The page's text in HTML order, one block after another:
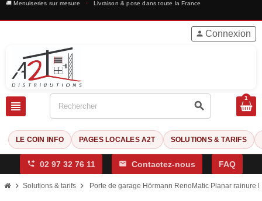
🚚 Menuiseries sur mesure · Livraison & pose dans toute la France
view_headline search
person Connexion
1
LE COIN INFO PAGES LOCALES A2T SOLUTIONS & TARIFS
phone_forwarded 02 97 32 76 11 mail Contactez-nous FAQ
chevron_right Solutions & tarifs chevron_right Porte de garage Hörmann RenoMatic Planar rainure